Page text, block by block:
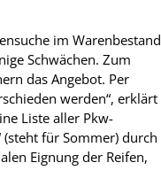
im Warenbestand
Schwächen. Zum
das Angebot. Per
werden“, erklärt
Liste aller Pkw-
(steht für Sommer) durch
Eignung der Reifen,